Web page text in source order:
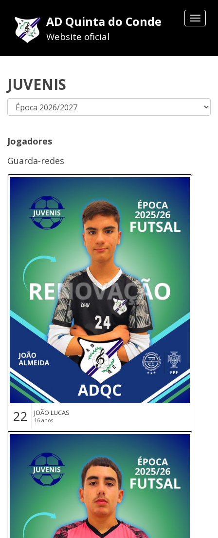
Toggle
AD Quinta do Conde
Website oficial
JUVENIS
Jogadores
Guarda-redes
22 JOÃO LUCAS
16 anos